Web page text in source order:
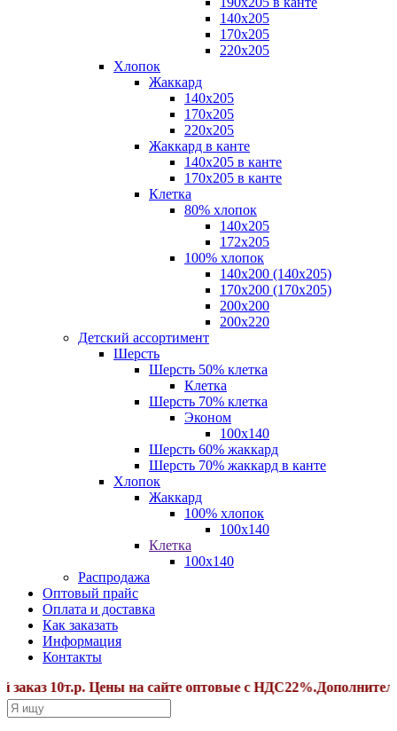
140х205
170х205
220х205
Хлопок
Жаккард
140x205
170х205
220х205
Жаккард в канте
140х205 в канте
170х205 в канте
Клетка
80% хлопок
140x205
172х205
100% хлопок
140x200 (140х205)
170x200 (170х205)
200х200
200х220
Детский ассортимент
Шерсть
Шерсть 50% клетка
Клетка
Шерсть 70% клетка
Эконом
100x140
Шерсть 60% жаккард
Шерсть 70% жаккард в канте
Хлопок
Жаккард
100% хлопок
100x140
Клетка
100х140
Распродажа
Оптовый прайс
Оплата и доставка
Как заказать
Информация
Контакты
10т.р. Цены на сайте оптовые с НДС22%.Дополнительные